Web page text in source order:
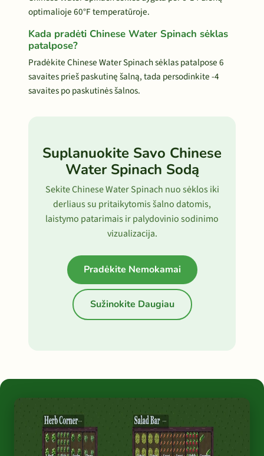
optimalioje 60°F temperatūroje.
Kada pradėti Chinese Water Spinach sėklas
patalpose?
Pradėkite Chinese Water Spinach sėklas patalpose 6
savaites prieš paskutinę šalną, tada persodinkite -4
savaites po paskutinės šalnos.
Suplanuokite Savo Chinese
Water Spinach Sodą
Sekite Chinese Water Spinach nuo sėklos iki
derliaus su pritaikytomis šalno datomis,
laistymo patarimais ir palydovinio sodinimo
vizualizacija.
Pradėkite Nemokamai
Sužinokite Daugiau